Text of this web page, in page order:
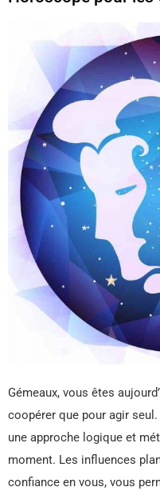
Gémeaux, vous êtes
coopérer que pour agir
une approche logique et
moment. Les influences
confiance en vous, vous